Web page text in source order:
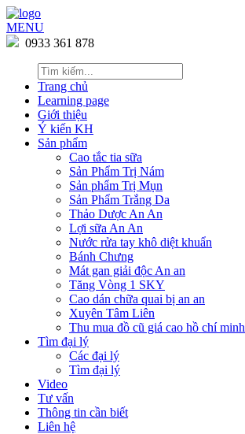
MENU
0933 361 878
Trang chủ
Learning page
Giới thiệu
Ý kiến KH
Sản phẩm
Cao tắc tia sữa
Sản Phẩm Trị Nám
Sản phẩm Trị Mụn
Sản Phẩm Trắng Da
Thảo Dược An An
Lợi sữa An An
Nước rửa tay khô diệt khuẩn
Bánh Chưng
Mát gan giải độc An an
Tăng Vòng 1 SKY
Cao dán chữa quai bị an an
Xuyên Tâm Liên
Thu mua đồ cũ giá cao hồ chí minh
Tìm đại lý
Các đại lý
Tìm đại lý
Video
Tư vấn
Thông tin cần biết
Liên hệ